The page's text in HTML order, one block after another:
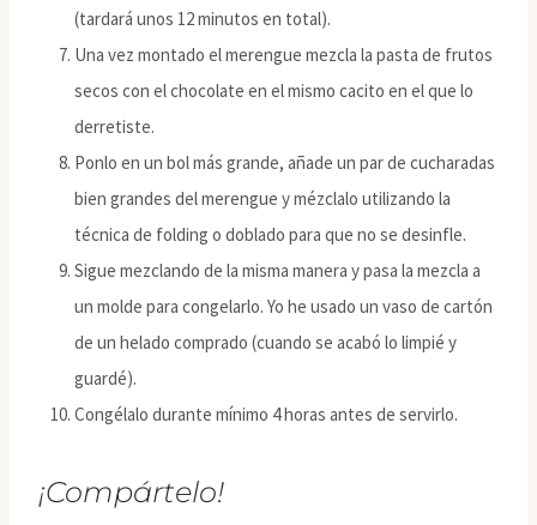
(tardará unos 12 minutos en total).
Una vez montado el merengue mezcla la pasta de frutos
secos con el chocolate en el mismo cacito en el que lo
derretiste.
Ponlo en un bol más grande, añade un par de cucharadas
bien grandes del merengue y mézclalo utilizando la
técnica de folding o doblado para que no se desinfle.
Sigue mezclando de la misma manera y pasa la mezcla a
un molde para congelarlo. Yo he usado un vaso de cartón
de un helado comprado (cuando se acabó lo limpié y
guardé).
Congélalo durante mínimo 4 horas antes de servirlo.
¡Compártelo!